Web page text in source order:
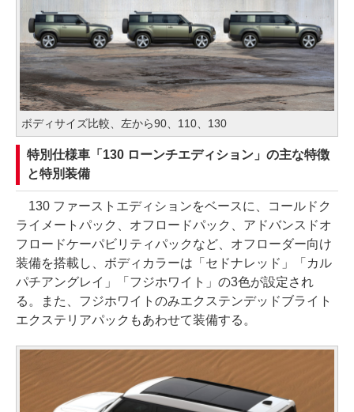
ボディサイズ比較、左から90、110、130
特別仕様車「130 ローンチエディション」の主な特徴
と特別装備
130 ファーストエディションをベースに、コールドク
ライメートパック、オフロードパック、アドバンスドオ
フロードケーパビリティパックなど、オフローダー向け
装備を搭載し、ボディカラーは「セドナレッド」「カル
パチアングレイ」「フジホワイト」の3色が設定され
る。また、フジホワイトのみエクステンデッドブライト
エクステリアパックもあわせて装備する。